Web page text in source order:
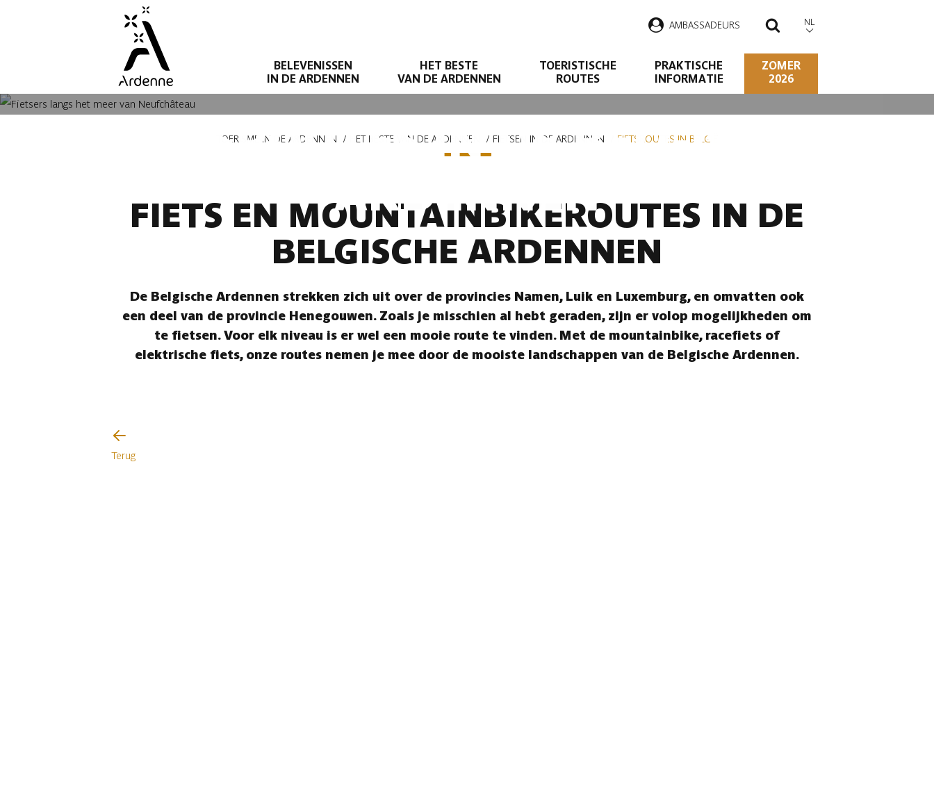
inhoud
gaan
AMBASSADEURS ZOEKEN
NL
BELEVENISSEN
IN DE ARDENNEN
HET BESTE
VAN DE ARDENNEN
TOERISTISCHE
ROUTES
PRAKTISCHE
INFORMATIE
ZOMER
2026
FIETSROUTES IN DE BELGISCHE
ARDENNEN
TOERISME IN DE ARDENNEN HET BESTE VAN DE ARDENNEN FIETSEN IN DE ARDENNEN FIETSROUTES IN BELGIË
FIETS EN MOUNTAINBIKEROUTES IN DE
BELGISCHE ARDENNEN
De Belgische Ardennen strekken zich uit over de provincies Namen, Luik en Luxemburg, en omvatten ook
een deel van de provincie Henegouwen. Zoals je misschien al hebt geraden, zijn er volop mogelijkheden om
te fietsen. Voor elk niveau is er wel een mooie route te vinden. Met de mountainbike, racefiets of
elektrische fiets, onze routes nemen je mee door de mooiste landschappen van de Belgische Ardennen.
Terug